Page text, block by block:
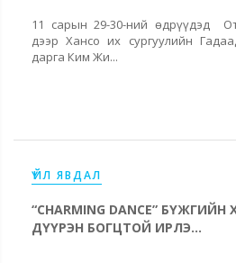
11 сарын 29-30-ний өдрүүдэд
дээр Хансо их сургуулийн
дарга Ким Жи...
ҮЙЛ ЯВДАЛ
“CHARMING DANCE”
ДҮҮРЭН БОГЦТОЙ ИРЛЭ...